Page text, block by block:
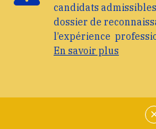
candidats
dossier de
l’expérience
En savoir plus